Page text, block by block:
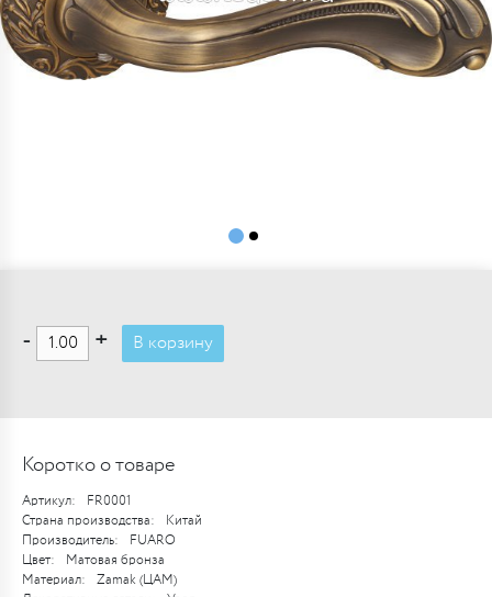
- + В корзину
Коротко о товаре
Артикул:
FR0001
Страна производства:
Китай
Производитель:
FUARO
Цвет:
Матовая бронза
Материал:
Zamak (ЦАМ)